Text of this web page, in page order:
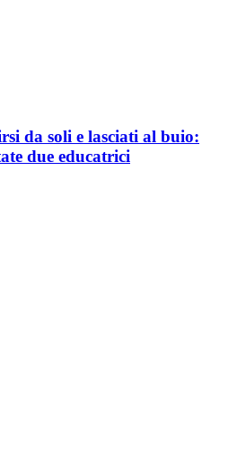
da soli e lasciati al buio:
due educatrici